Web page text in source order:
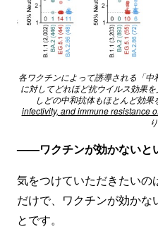
各ワクチンによって誘導される「
に対してどれほど抗ウイルス効果
しどの中和抗体もほとんど効果
infectivity, and immune resistance
——ワクチンが効かないと
気をつけていただきたいの
だけで、ワクチンが効かな
とです。